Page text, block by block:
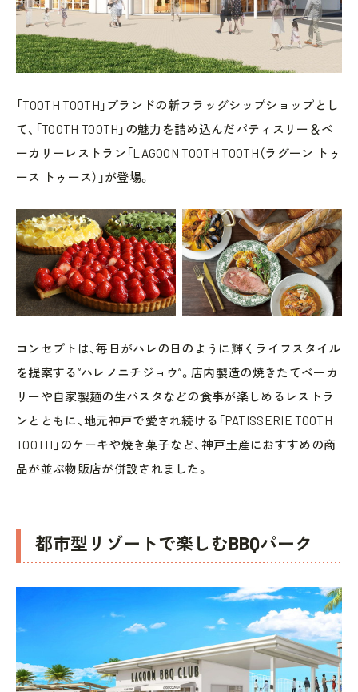
「TOOTH TOOTH」ブランドの新フラッグシップショップとし
て、「TOOTH TOOTH」の魅力を詰め込んだパティスリー＆ベ
ーカリーレストラン「LAGOON TOOTH TOOTH（ラグーン トゥ
ース トゥース）」が登場。
コンセプトは、毎日がハレの日のように輝くライフスタイル
を提案する“ハレノニチジョウ”。店内製造の焼きたてベーカ
リーや自家製麺の生パスタなどの食事が楽しめるレストラ
ンとともに、地元神戸で愛され続ける「PATISSERIE TOOTH
TOOTH」のケーキや焼き菓子など、神戸土産におすすめの商
品が並ぶ物販店が併設されました。
都市型リゾートで楽しむBBQパーク